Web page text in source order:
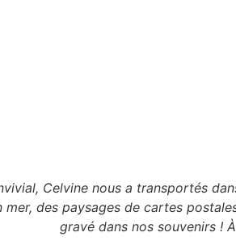
Celvine nous a transportés
mer, des paysages de cartes
gravé dans nos souvenirs !